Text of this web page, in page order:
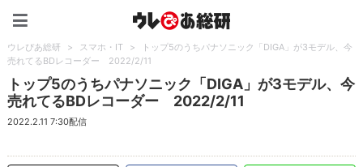
ウレぴあ総研 > スマホ・IT >
トップ5のうちパナソニック「DIGA」が3モデル、今
売れてるBDレコーダー 2022/2/11
トップ5のうちパナソニック「DIGA」が3モデル、今
売れてるBDレコーダー 2022/2/11
2022.2.11 7:30配信